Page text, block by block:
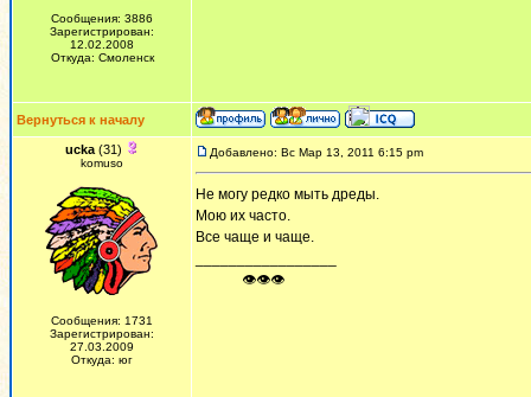
Сообщения: 3886
Зарегистрирован:
12.02.2008
Откуда: Смоленск
Вернуться к началу
ucka (31)
komuso
Сообщения: 1731
Зарегистрирован:
27.03.2009
Откуда: юг
Добавлено: Вс Мар 13, 2011 6:15 pm
Не могу редко мыть дреды.
Мою их часто.
Все чаще и чаще.
ᅠ ᅠ ᅠ👁👁👁